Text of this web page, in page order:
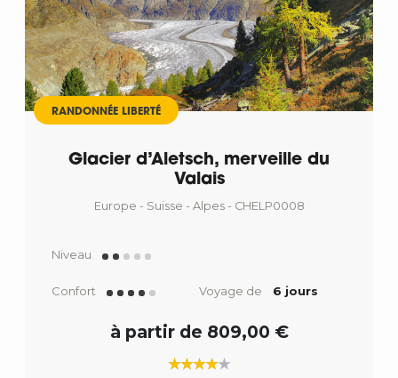
RANDONNÉE LIBERTÉ
Glacier d’Aletsch, merveille du
Valais
Europe - Suisse - Alpes - CHELP0008
Niveau
Confort Voyage de 6 jours
à partir de 809,00 €